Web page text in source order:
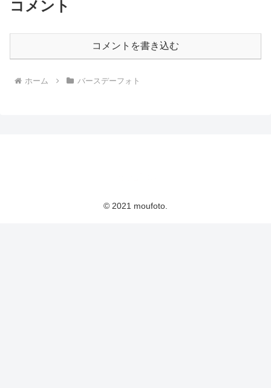
コメント
コメントを書き込む
ホーム バースデーフォト
© 2021 moufoto.